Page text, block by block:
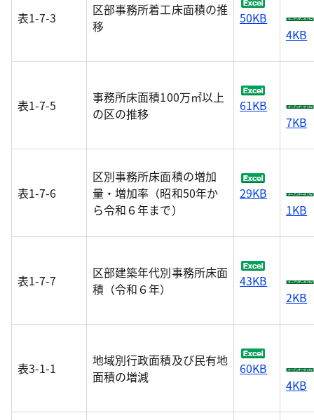
表1-7-3
区部事務所着工床面積の推
移
50KB
4KB
表1-7-5
事務所床面積100万㎡以上
の区の推移
61KB
7KB
表1-7-6
区別事務所床面積の増加
量・増加率（昭和50年か
ら令和６年まで）
29KB
1KB
表1-7-7
区部建築年代別事務所床面
積（令和６年）
43KB
2KB
表3-1-1
地域別行政面積及び民有地
面積の増減
60KB
4KB